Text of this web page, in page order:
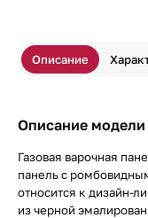
Описание
Описание модели
Газовая варочная
панель с
относится к дизайн-
из черной